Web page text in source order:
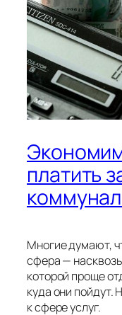
платить
Многие думают,
сфера —
которой проще
куда они пойдут.
к сфере услуг.